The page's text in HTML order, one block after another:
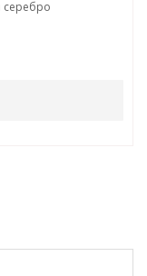
серебро